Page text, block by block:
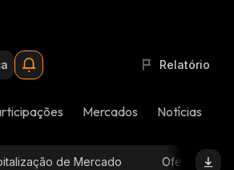
Relatório
Mercados Notícias
de Mercado Oferta